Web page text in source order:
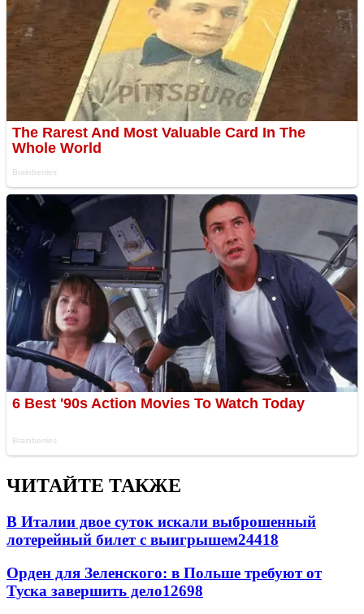
ЧИТАЙТЕ ТАКЖЕ
В Италии двое суток искали выброшенный
лотерейный билет с выигрышем24418
Орден для Зеленского: в Польше требуют от
Туска завершить дело12698